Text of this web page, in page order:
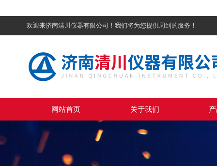
欢迎来济南清川仪器有限公司！我们将为您提供周到的服务！
网站首页 关于我们